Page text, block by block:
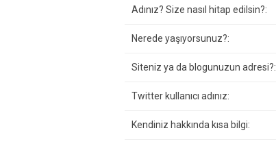
Adınız? Size nasıl hitap edilsin?:
Nerede yaşıyorsunuz?:
Siteniz ya da blogunuzun adresi?:
Twitter kullanıcı adınız:
Kendiniz hakkında kısa bilgi: